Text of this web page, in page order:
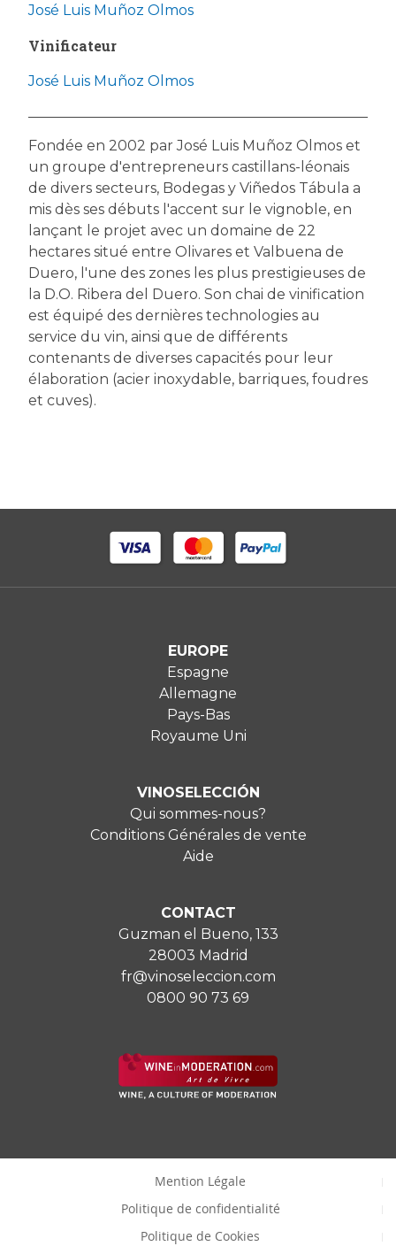
José Luis Muñoz Olmos
Vinificateur
José Luis Muñoz Olmos
Fondée en 2002 par José Luis Muñoz Olmos et
un groupe d'entrepreneurs castillans-léonais
de divers secteurs, Bodegas y Viñedos Tábula a
mis dès ses débuts l'accent sur le vignoble, en
lançant le projet avec un domaine de 22
hectares situé entre Olivares et Valbuena de
Duero, l'une des zones les plus prestigieuses de
la D.O. Ribera del Duero. Son chai de vinification
est équipé des dernières technologies au
service du vin, ainsi que de différents
contenants de diverses capacités pour leur
élaboration (acier inoxydable, barriques, foudres
et cuves).
EUROPE
Espagne
Allemagne
Pays-Bas
Royaume Uni
VINOSELECCIÓN
Qui sommes-nous?
Conditions Générales de vente
Aide
CONTACT
Guzman el Bueno, 133
28003 Madrid
fr@vinoseleccion.com
0800 90 73 69
Mention Légale
Politique de confidentialité
Politique de Cookies